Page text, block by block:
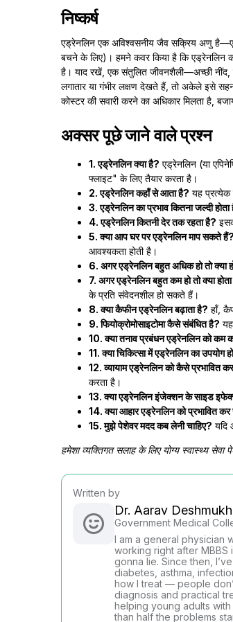
निष्कर्ष
एड्रेनलिन एक अविश्वसनीय जैव सक्रिय अणु
बचने के लिए)। हमने कवर किया है कि एड्रेनलिन
है। याद रखें, एक संतुलित जीवनशैली—अच्छी नींद,
लगातार या गंभीर लक्षण देखते हैं, तो अकेले इसे
कोस्टर की सवारी करने का अधिकार मिलता है,
अक्सर पूछे जाने वाले प्रश्न
1. एड्रेनलिन क्या है? एड्रेनलिन (या
फ्लाइट" के लिए तैयार करता है।
2. एड्रेनलिन कहाँ से आता है? यह प्रत्येक
3. एड्रेनलिन का प्रभाव कितना जल्दी होता
4. एड्रेनलिन कितनी देर तक रहता है?
5. क्या आप घर पर एड्रेनलिन माप सकते हैं?
आवश्यकता होती है।
6. अगर एड्रेनलिन बहुत अधिक हो तो क्या
7. अगर एड्रेनलिन बहुत कम हो तो क्या
के प्रति संवेदनशील हो सकते हैं।
8. क्या कैफीन एड्रेनलिन बढ़ाता है? हाँ,
9. फियोक्रोमोसाइटोमा कैसे संबंधित है?
10. क्या तनाव प्रबंधन एड्रेनलिन को कम
11. क्या चिकित्सा में एड्रेनलिन का उपयोग
12. व्यायाम एड्रेनलिन को कैसे प्रभावित
करता है।
13. क्या एड्रेनलिन इंजेक्शन के साइड
14. क्या आहार एड्रेनलिन को प्रभावित
15. मुझे पेशेवर मदद कब लेनी चाहिए? यदि
हमेशा व्यक्तिगत सलाह के लिए योग्य स्वास्थ्य
Written by
Dr. Aarav Deshmukh
Government Medical
I am a general physician
working right after
gonna lie. Since then,
diabetes, asthma,
how I treat — people
diagnosis and practical
helping young adults
than half the problems